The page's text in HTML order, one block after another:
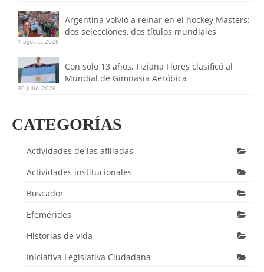
Argentina volvió a reinar en el hockey Masters:
dos selecciones, dos títulos mundiales
1 agosto, 2026
Con solo 13 años, Tiziana Flores clasificó al
Mundial de Gimnasia Aeróbica
30 julio, 2026
CATEGORÍAS
Actividades de las afiliadas
Actividades institucionales
Buscador
Efemérides
Historias de vida
Iniciativa Legislativa Ciudadana